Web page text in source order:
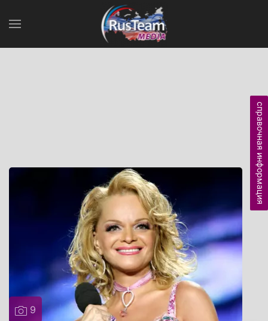
9
справочная информация